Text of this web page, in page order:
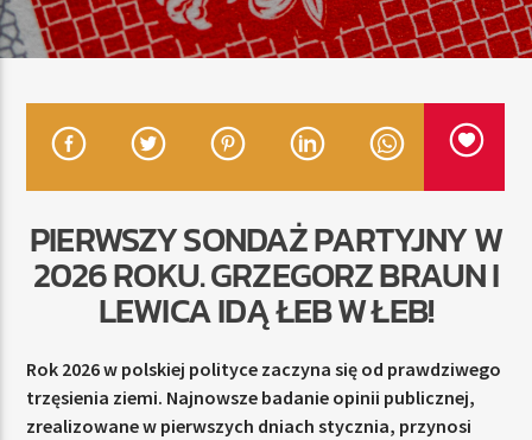
TYTUŁ
ARTYSTA
TERAZ
RADIO STREFA MUZY
PIERWSZY SONDAŻ PARTYJNY W
2026 ROKU. GRZEGORZ BRAUN I
LEWICA IDĄ ŁEB W ŁEB!
Rok 2026 w polskiej polityce zaczyna się od prawdziwego
trzęsienia ziemi. Najnowsze badanie opinii publicznej,
zrealizowane w pierwszych dniach stycznia, przynosi